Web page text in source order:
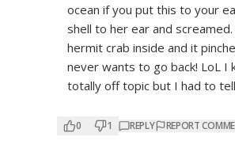
ocean if you put this to your
shell to her ear and
hermit crab inside and it
never wants to go back! LoL I
totally off topic but I had to
0 1 REPLY REPORT